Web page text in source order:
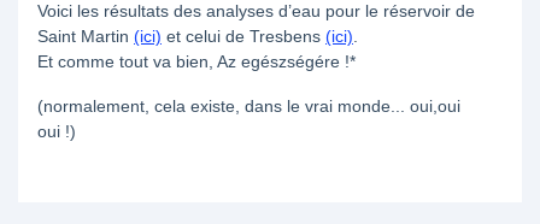
Voici les résultats des analyses d’eau pour le réservoir de
Saint Martin (ici) et celui de Tresbens (ici)
Et comme tout va bien, Az egészségére !*
(normalement, cela existe, dans le vrai monde... oui,oui
oui !)